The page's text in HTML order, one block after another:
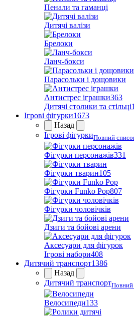
Пенали та гаманці
Дитячі валізи
Брелоки
Ланч-бокси
Парасольки і дощовики
Антистрес іграшки363
Дитячі столики та стільці
Ігрові фігурки1673
Назад
Ігрові фігуркиПовний
Фігурки персонажів331
Фігурки тварин105
Фігурки Funko Pop807
Фігурки чоловічків
Дзиги та бойові арени
Аксесуари для фігурок
Ігрові набори408
Дитячий транспорт1386
Назад
Дитячий транспортПовний
Велосипеди133